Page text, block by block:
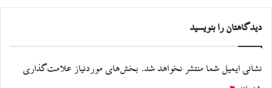
دیدگاهتان را بنویسید
نشانی ایمیل شما منتشر نخواهد شد. بخش‌های موردنیاز علامت‌گذاری